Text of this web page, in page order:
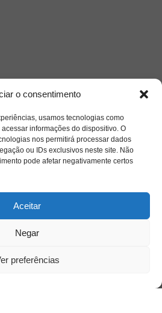
o consentimento
usamos tecnologias como
informações do dispositivo. O
nos permitirá processar dados
ou IDs exclusivos neste site. Não
pode afetar negativamente certos
Aceitar
Negar
preferências